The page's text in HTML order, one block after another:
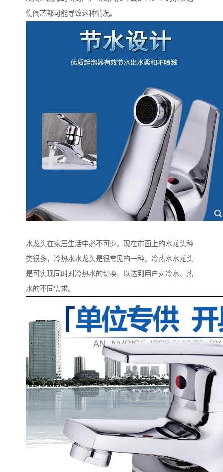
伤阀芯都可能导致这种情况。
水龙头在家居生活中必不可少，现在市面上的水龙头种
类很多，冷热水水龙头是很常见的一种。冷热水水龙头
是可实现同时对冷热水的切换，以达到用户对冷水、热
水的不同需求。